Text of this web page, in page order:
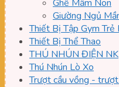
Ghế Mầm Non
Giường Ngủ
Thiết Bị Tập Gym Trẻ
Thiết Bị Thể Thao
THÚ NHÚN ĐIỆN NK
Thú Nhún Lò Xo
Trượt cầu vồng -